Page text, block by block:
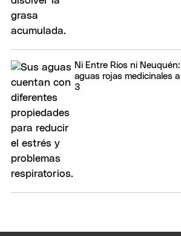
Ni Entre Ríos ni
aguas rojas medicinales
3